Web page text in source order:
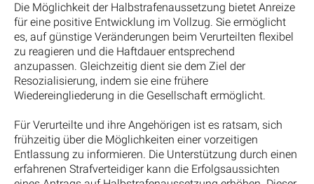
Die Möglichkeit der Halbstrafenaussetzung bietet Anreize
für eine positive Entwicklung im Vollzug. Sie ermöglicht
es, auf günstige Veränderungen beim Verurteilten flexibel
zu reagieren und die Haftdauer entsprechend
anzupassen. Gleichzeitig dient sie dem Ziel der
Resozialisierung, indem sie eine frühere
Wiedereingliederung in die Gesellschaft ermöglicht.
Für Verurteilte und ihre Angehörigen ist es ratsam, sich
frühzeitig über die Möglichkeiten einer vorzeitigen
Entlassung zu informieren. Die Unterstützung durch einen
erfahrenen Strafverteidiger kann die Erfolgsaussichten